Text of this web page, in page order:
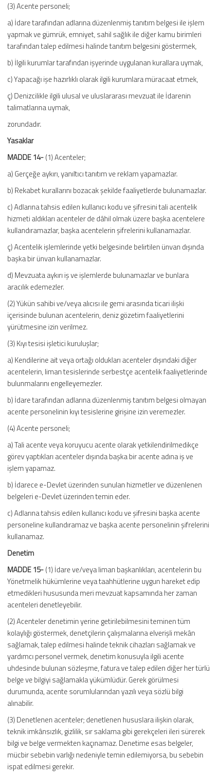
(3) Acente personeli;
a) İdare tarafından adlarına düzenlenmiş tanıtım belgesi ile işlem
yapmak ve gümrük, emniyet, sahil sağlık ile diğer kamu birimleri
tarafından talep edilmesi halinde tanıtım belgesini göstermek,
b) İlgili kurumlar tarafından işyerinde uygulanan kurallara uymak,
c) Yapacağı işe hazırlıklı olarak ilgili kurumlara müracaat etmek,
ç) Denizcilikle ilgili ulusal ve uluslararası mevzuat ile İdarenin
talimatlarına uymak,
zorundadır.
Yasaklar
MADDE 14-(1) Acenteler;
a) Gerçeğe aykırı, yanıltıcı tanıtım ve reklam yapamazlar.
b) Rekabet kurallarını bozacak şekilde faaliyetlerde bulunamazlar.
c) Adlarına tahsis edilen kullanıcı kodu ve şifresini tali acentelik
hizmeti aldıkları acenteler de dâhil olmak üzere başka acentelere
kullandıramazlar, başka acentelerin şifrelerini kullanamazlar.
ç) Acentelik işlemlerinde yetki belgesinde belirtilen ünvan dışında
başka bir ünvan kullanamazlar.
d) Mevzuata aykırı iş ve işlemlerde bulunamazlar ve bunlara
aracılık edemezler.
(2) Yükün sahibi ve/veya alıcısı ile gemi arasında ticari ilişki
içerisinde bulunan acentelerin, deniz gözetim faaliyetlerini
yürütmesine izin verilmez.
(3) Kıyı tesisi işletici kuruluşlar;
a) Kendilerine ait veya ortağı oldukları acenteler dışındaki diğer
acentelerin, liman tesislerinde serbestçe acentelik faaliyetlerinde
bulunmalarını engelleyemezler.
b) İdare tarafından adlarına düzenlenmiş tanıtım belgesi olmayan
acente personelinin kıyı tesislerine girişine izin veremezler.
(4) Acente personeli;
a) Tali acente veya koruyucu acente olarak yetkilendirilmedikçe
görev yaptıkları acenteler dışında başka bir acente adına iş ve
işlem yapamaz.
b) İdarece e-Devlet üzerinden sunulan hizmetler ve düzenlenen
belgeleri e-Devlet üzerinden temin eder.
c) Adlarına tahsis edilen kullanıcı kodu ve şifresini başka acente
personeline kullandıramaz ve başka acente personelinin şifrelerini
kullanamaz.
Denetim
MADDE 15-(1) İdare ve/veya liman başkanlıkları, acentelerin bu
Yönetmelik hükümlerine veya taahhütlerine uygun hareket edip
etmedikleri hususunda meri mevzuat kapsamında her zaman
acenteleri denetleyebilir.
(2) Acenteler denetimin yerine getirilebilmesini teminen tüm
kolaylığı göstermek, denetçilerin çalışmalarına elverişli mekân
sağlamak, talep edilmesi halinde teknik cihazları sağlamak ve
yardımcı personel vermek, denetim konusuyla ilgili acente
uhdesinde bulunan sözleşme, fatura ve talep edilen diğer her türlü
belge ve bilgiyi sağlamakla yükümlüdür. Gerek görülmesi
durumunda, acente sorumlularından yazılı veya sözlü bilgi
alınabilir.
(3) Denetlenen acenteler; denetlenen hususlara ilişkin olarak,
teknik imkânsızlık, gizlilik, sır saklama gibi gerekçeleri ileri sürerek
bilgi ve belge vermekten kaçınamaz. Denetime esas belgeler,
mücbir sebebin varlığı nedeniyle temin edilemiyorsa, bu sebebin
ispat edilmesi gerekir.